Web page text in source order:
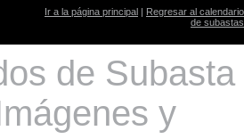
Ir a la página principal | Regresar al calendario
de subastas
de Subasta
y